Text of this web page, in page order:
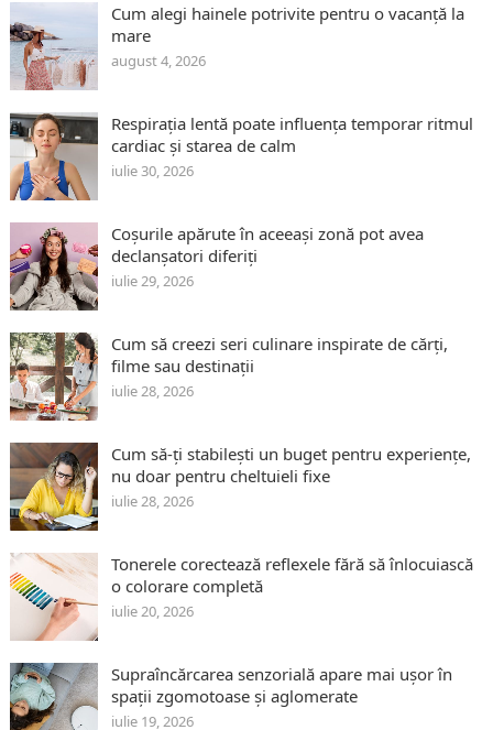
Cum alegi hainele potrivite pentru o vacanță la
mare
august 4, 2026
Respirația lentă poate influența temporar ritmul
cardiac și starea de calm
iulie 30, 2026
Coșurile apărute în aceeași zonă pot avea
declanșatori diferiți
iulie 29, 2026
Cum să creezi seri culinare inspirate de cărți,
filme sau destinații
iulie 28, 2026
Cum să-ți stabilești un buget pentru experiențe,
nu doar pentru cheltuieli fixe
iulie 28, 2026
Tonerele corectează reflexele fără să înlocuiască
o colorare completă
iulie 20, 2026
Supraîncărcarea senzorială apare mai ușor în
spații zgomotoase și aglomerate
iulie 19, 2026